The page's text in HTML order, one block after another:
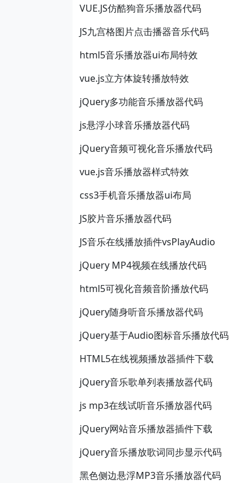
VUE.JS仿酷狗音乐播放器代码
JS九宫格图片点击播器音乐代码
html5音乐播放器ui布局特效
vue.js立方体旋转播放特效
jQuery多功能音乐播放器代码
js悬浮小球音乐播放器代码
jQuery音频可视化音乐播放代码
vue.js音乐播放器样式特效
css3手机音乐播放器ui布局
JS胶片音乐播放器代码
JS音乐在线播放插件vsPlayAudio
jQuery MP4视频在线播放代码
html5可视化音频音阶播放代码
jQuery随身听音乐播放器代码
jQuery基于Audio图标音乐播放代码
HTML5在线视频播放器插件下载
jQuery音乐歌单列表播放器代码
js mp3在线试听音乐播放器代码
jQuery网站音乐播放器插件下载
jQuery音乐播放歌词同步显示代码
黑色侧边悬浮MP3音乐播放器代码